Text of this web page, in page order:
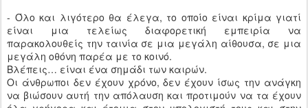
- Όλο και λιγότερο θα έλεγα, το οποίο είναι κρίμα γιατί
είναι μια τελείως διαφορετική εμπειρία να
παρακολουθείς την ταινία σε μια μεγάλη αίθουσα, σε μια
μεγάλη οθόνη παρέα με το κοινό.
Βλέπεις… είναι ένα σημάδι των καιρών.
Οι άνθρωποι δεν έχουν χρόνο, δεν έχουν ίσως την ανάγκη
να βιώσουν αυτή την απόλαυση και προτιμούν να τα έχουν